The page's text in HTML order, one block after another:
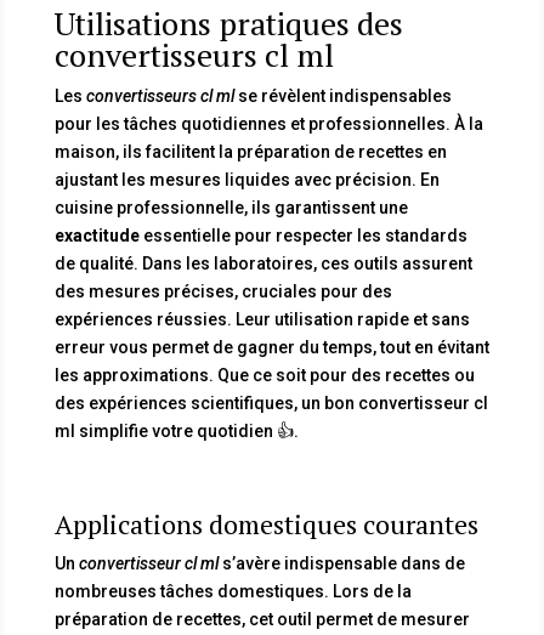
Utilisations pratiques des
convertisseurs cl ml
Les convertisseurs cl mlse révèlent indispensables
pour les tâches quotidiennes et professionnelles. À la
maison, ils facilitent la préparation de recettes en
ajustant les mesures liquides avec précision. En
cuisine professionnelle, ils garantissent une
exactitudeessentielle pour respecter les standards
de qualité. Dans les laboratoires, ces outils assurent
des mesures précises, cruciales pour des
expériences réussies. Leur utilisation rapide et sans
erreur vous permet de gagner du temps, tout en évitant
les approximations. Que ce soit pour des recettes ou
des expériences scientifiques, un bon convertisseur cl
ml simplifie votre quotidien 👍.
Applications domestiques courantes
Un convertisseur cl mls’avère indispensable dans de
nombreuses tâches domestiques. Lors de la
préparation de recettes, cet outil permet de mesurer